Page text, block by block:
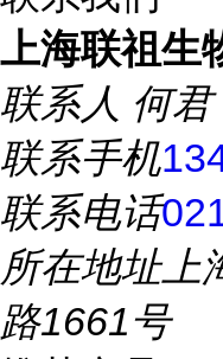
上海联祖生
联系人 何君
联系手机
联系电话
所在地址上
路1661号